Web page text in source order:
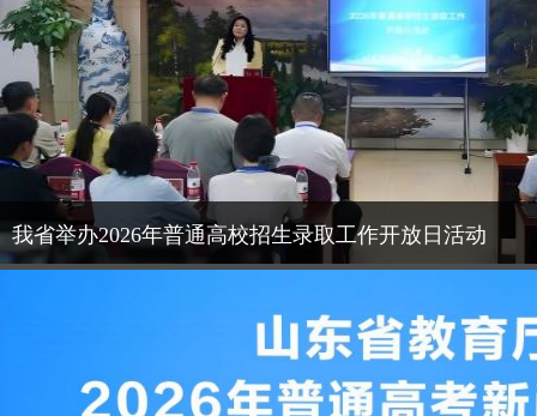
我省举办2026年普通高校招生录取工作开放日活动